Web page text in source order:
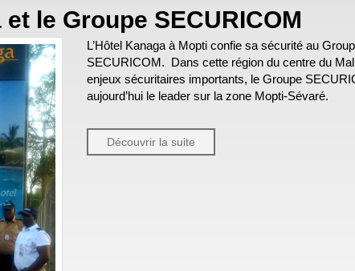
le Groupe SECURICOM
L’Hôtel Kanaga à Mopti confie sa sécurité au
SECURICOM. Dans cette région du centre du
enjeux sécuritaires importants, le Groupe
aujourd’hui le leader sur la zone Mopti-Sévaré.
Découvrir la suite